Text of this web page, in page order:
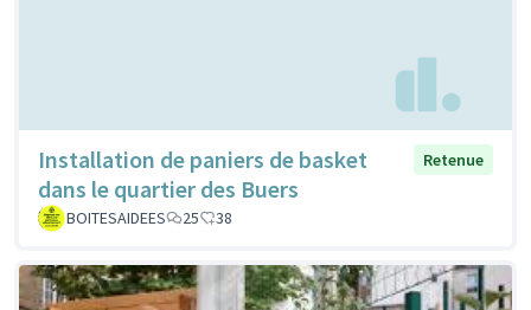
Installation de paniers de basket
dans le quartier des Buers
Retenue
BOITESAIDEES 25 38